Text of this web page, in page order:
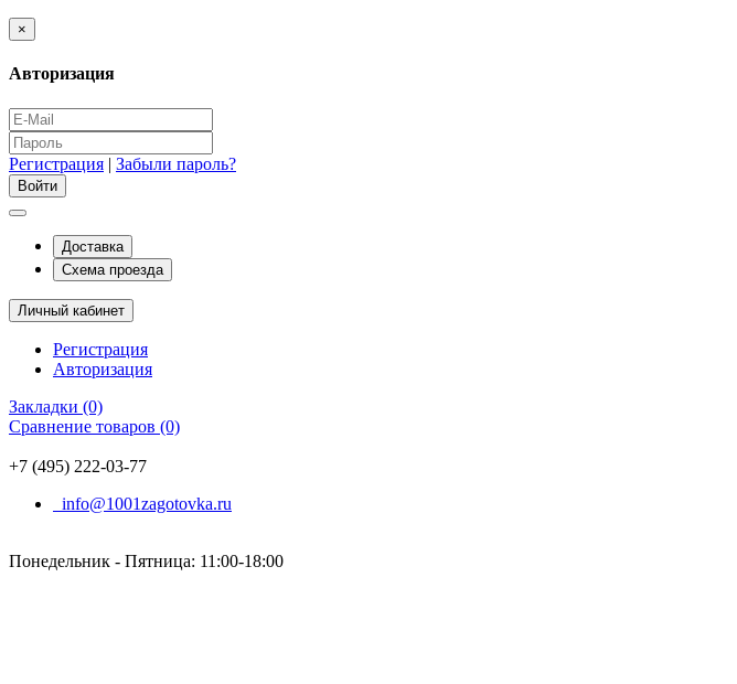
×
Авторизация
Регистрация | Забыли пароль?
Доставка
Схема проезда
Личный кабинет
Регистрация
Авторизация
Закладки (0)
Сравнение товаров (0)
+7 (495) 222-03-77
info@1001zagotovka.ru
Понедельник - Пятница: 11:00-18:00